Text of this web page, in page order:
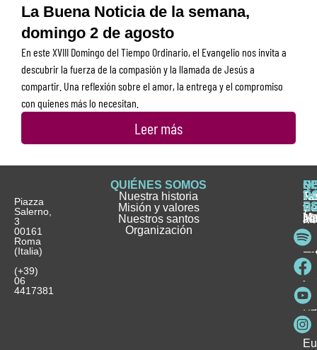
La Buena Noticia de la semana,
domingo 2 de agosto
En este XVIII Domingo del Tiempo Ordinario, el Evangelio nos invita a
descubrir la fuerza de la compasión y la llamada de Jesús a
compartir. Una reflexión sobre el amor, la entrega y el compromiso
con quienes más lo necesitan.
Leer más
Piazza
Salerno,
3
00161
Roma
(Italia)
(+39)
06
4417381
QUIÉNES SOMOS
Nuestra historia
Misión y valores
Nuestros santos
Organización
e
y
y